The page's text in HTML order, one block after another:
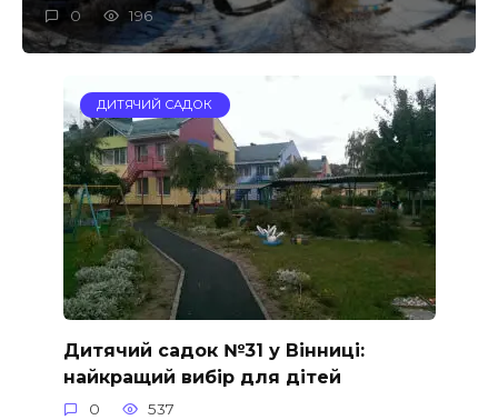
0 196
ДИТЯЧИЙ САДОК
Дитячий садок №31 у Вінниці:
найкращий вибір для дітей
0 537